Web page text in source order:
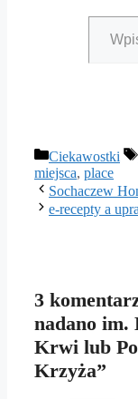
Wpisz swój adres e-mail…
Kategorie
Ciekawostki
miejsca, place
Sochaczew
e-recepty a
3
nadano im.
Krwi lub
Krzyża”